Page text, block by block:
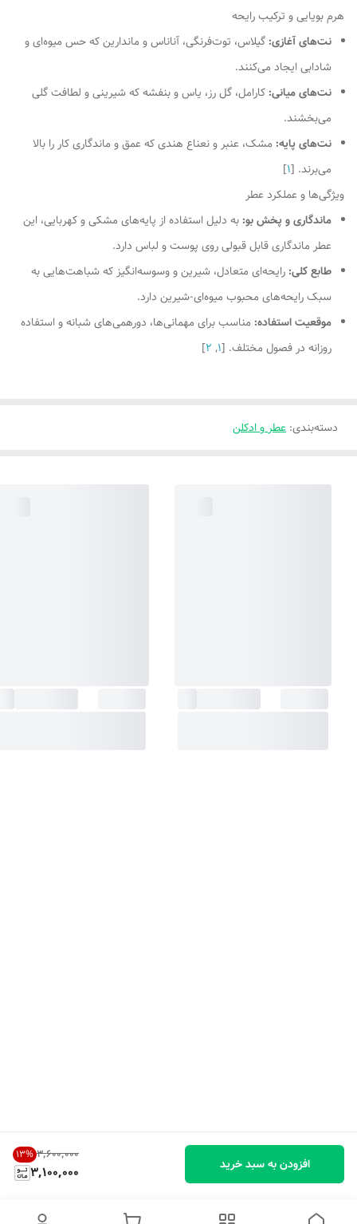
۳٬۶۰۰٬۰۰۰ 13%
3,100,000 افزودن به سبد خرید
هرم بویایی و ترکیب رایحه
نت‌های آغازی:گیلاس، توت‌فرنگی، آناناس و ماندارین که حس میوه‌ای و
شادابی ایجاد می‌کنند.
نت‌های میانی:کارامل، گل رز، یاس و بنفشه که شیرینی و لطافت گلی
می‌بخشند.
نت‌های پایه: مشک، عنبر و نعناع هندی که عمق و ماندگاری کار را بالا
می‌برند. [1
]
ویژگی‌ها و عملكرد عطر
ماندگاری و پخش بو:به دلیل استفاده از پایه‌های مشکی و کهربایی، این
عطر ماندگاری قابل قبولی روی پوست و لباس دارد.
طابع کلی:رایحه‌ای متعادل، شیرین و وسوسه‌انگیز که شباهت‌هایی به
سبک رایحه‌های محبوب میوه‌ای-شیرین دارد.
موقعیت استفاده: مناسب برای مهمانی‌ها، دورهمی‌های شبانه و استفاده
روزانه در فصول مختلف. [1
,
2
]
دسته‌بندی: عطر و ادکلن